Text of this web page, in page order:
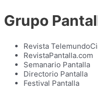
Grupo
Revista
RevistaPantalla.com
Semanario Pantalla
Directorio Pantalla
Festival Pantalla